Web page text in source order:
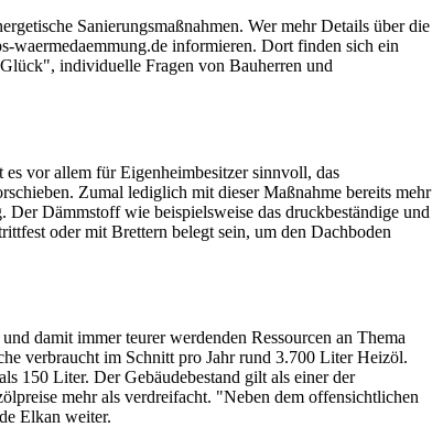
Sanierungsmaßnahmen. Wer mehr Details über die
waermedaemmung.de informieren. Dort finden sich ein
individuelle Fragen von Bauherren und
vor allem für Eigenheimbesitzer sinnvoll, das
Zumal lediglich mit dieser Maßnahme bereits mehr
Dämmstoff wie beispielsweise das druckbeständige und
oder mit Brettern belegt sein, um den Dachboden
damit immer teurer werdenden Ressourcen an Thema
verbraucht im Schnitt pro Jahr rund 3.700 Liter Heizöl.
150 Liter. Der Gebäudebestand gilt als einer der
mehr als verdreifacht. "Neben dem offensichtlichen
Elkan weiter.